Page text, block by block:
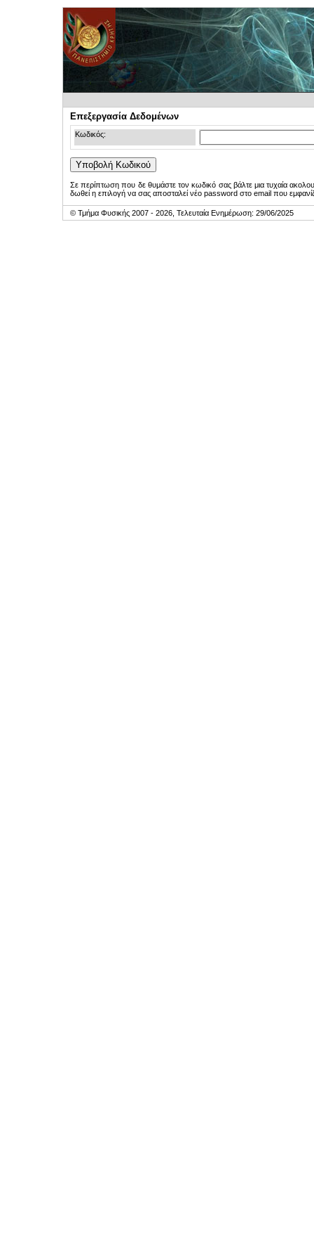
Επεξεργασία Δεδομένων
Κωδικός:
Σε περίπτωση που δε θυμάστε τον κωδικό σας βάλτε μια τυχαία
δωθεί η επιλογή να σας αποσταλεί νέο password στο email που
© Τμήμα Φυσικής 2007 - 2026, Τελευταία Ενημέρωση: 29/06/2025